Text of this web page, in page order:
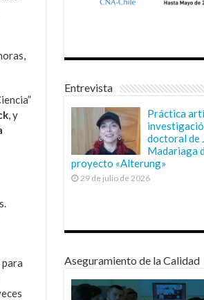
, y
Entrevista
Práctica
doctoral de
Madariaga
proyecto «Alterung»
29 de julio de 2026
Aseguramiento de la Calidad